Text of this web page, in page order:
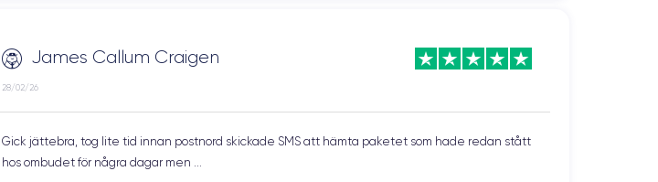
James Callum Craigen
28/02/26
Gick jättebra, tog lite tid innan postnord skickade SMS att hämta paketet som hade redan stått
hos ombudet för några dagar men ...